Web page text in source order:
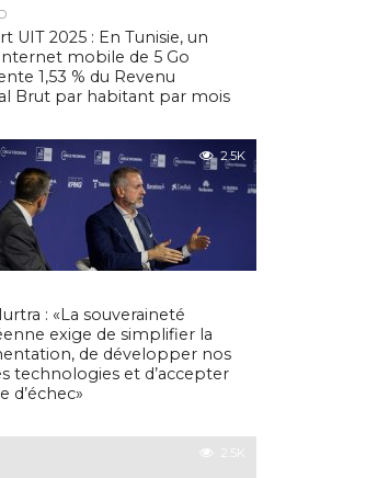
UIT 2025 : En Tunisie, un
mobile de 5 Go
1,53 % du Revenu
Brut par habitant par mois
2.5K
: «La souveraineté
exige de simplifier la
de développer nos
technologies et d’accepter
d’échec»
2.5K